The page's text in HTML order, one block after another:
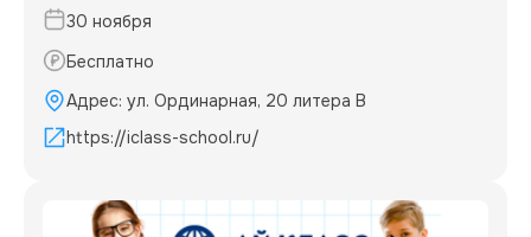
30 ноября
Бесплатно
Адрес: ул. Ординарная, 20 литера В
https://iclass-school.ru/